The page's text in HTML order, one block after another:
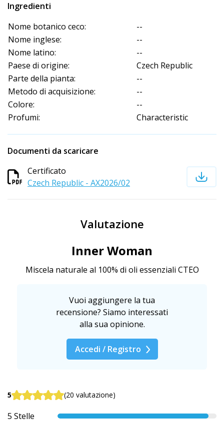
Ingredienti
Nome botanico ceco:
--
Nome inglese:
--
Nome latino:
--
Paese di origine:
Czech Republic
Parte della pianta:
--
Metodo di acquisizione:
--
Colore:
--
Profumi:
Characteristic
Documenti da scaricare
Certificato
Czech Republic - AX2026/02
Valutazione
Inner Woman
Miscela naturale al 100% di oli essenziali CTEO
Vuoi aggiungere la tua
recensione? Siamo interessati
alla sua opinione.
Accedi / Registro
5 (20 valutazione)
5 Stelle